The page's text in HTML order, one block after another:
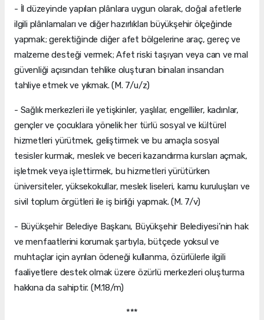
- İl düzeyinde yapılan plânlara uygun olarak, doğal afetlerle
ilgili plânlamaları ve diğer hazırlıkları büyükşehir ölçeğinde
yapmak; gerektiğinde diğer afet bölgelerine araç, gereç ve
malzeme desteği vermek; Afet riski taşıyan veya can ve mal
güvenliği açısından tehlike oluşturan binaları insandan
tahliye etmek ve yıkmak. (M. 7/u/z)
- Sağlık merkezleri ile yetişkinler, yaşlılar, engelliler, kadınlar,
gençler ve çocuklara yönelik her türlü sosyal ve kültürel
hizmetleri yürütmek, geliştirmek ve bu amaçla sosyal
tesisler kurmak, meslek ve beceri kazandırma kursları açmak,
işletmek veya işlettirmek, bu hizmetleri yürütürken
üniversiteler, yüksekokullar, meslek liseleri, kamu kuruluşları ve
sivil toplum örgütleri ile iş birliği yapmak. (M. 7/v)
- Büyükşehir Belediye Başkanı, Büyükşehir Belediyesi’nin hak
ve menfaatlerini korumak şartıyla, bütçede yoksul ve
muhtaçlar için ayrılan ödeneği kullanma, özürlülerle ilgili
faaliyetlere destek olmak üzere özürlü merkezleri oluşturma
hakkına da sahiptir. (M.18/m)
***